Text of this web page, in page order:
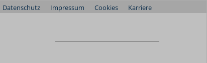
Datenschutz Impressum Cookies Karriere
SUCHEN